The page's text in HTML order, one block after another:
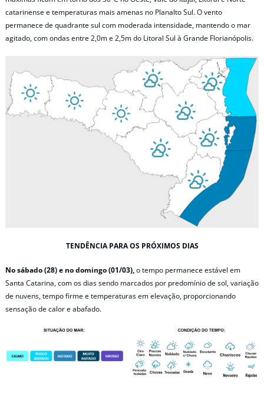
catarinense e temperaturas mais amenas no Planalto Sul. O vento
permanece de quadrante sul com moderada intensidade, mantendo o mar
agitado, com ondas entre 2,0m e 2,5m do Litoral Sul à Grande Florianópolis.
TENDÊNCIA PARA OS PRÓXIMOS DIAS
No sábado (28) e no domingo (01/03),o tempo permanece estável em
Santa Catarina, com os dias sendo marcados por predomínio de sol, variação
de nuvens, tempo firme e temperaturas em elevação, proporcionando
sensação de calor e abafado.